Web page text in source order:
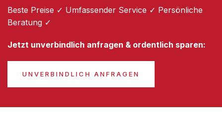
Beste Preise ✓ Umfassender Service ✓ Persönliche
Beratung ✓
Jetzt unverbindlich anfragen & ordentlich sparen:
UNVERBINDLICH ANFRAGEN